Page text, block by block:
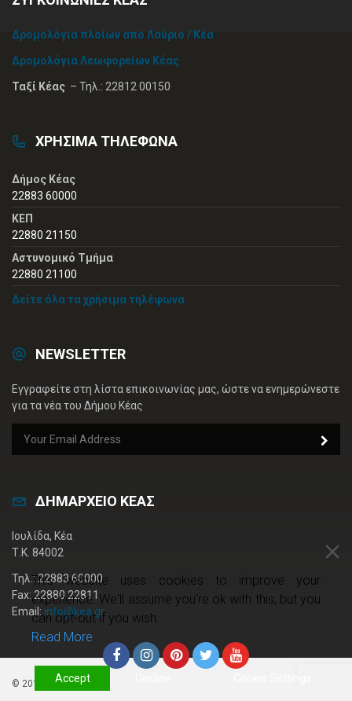
Δρομολόγια πλοίων από Λαύριο / Κέα
Δρομολόγια Λεωφορείων Κέας
Ταξί Κέας – Τηλ.: 22812 00150
ΧΡΗΣΙΜΑ ΤΗΛΕΦΩΝΑ
Δήμος Κέας
22883 60000
ΚΕΠ
22880 21150
Αστυνομικό Τμήμα
22880 21100
Δείτε όλα τα χρήσιμα τηλέφωνα
NEWSLETTER
Εγγραφείτε στη λίστα επικοινωνίας μας, ώστε να ενημερώνεστε
για τα νέα του Δήμου Κέας
ΔΗΜΑΡΧΕΙΟ ΚΕΑΣ
Ιουλίδα, Κέα
Τ.Κ. 84002
Τηλ.: 22883 60000
Fax: 22880 22811
Email: info@kea.gr
© 2019 kea.gr
This website uses cookies to improve your
experience. We'll assume you're ok with this, but you
can opt-out if you wish.
Read More
Accept